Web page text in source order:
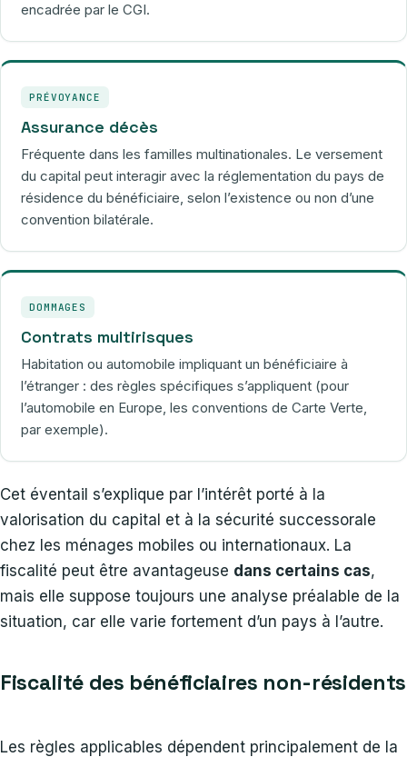
encadrée par le CGI.
PRÉVOYANCE
Assurance décès
Fréquente dans les familles multinationales. Le versement
du capital peut interagir avec la réglementation du pays de
résidence du bénéficiaire, selon l’existence ou non d’une
convention bilatérale.
DOMMAGES
Contrats multirisques
Habitation ou automobile impliquant un bénéficiaire à
l’étranger : des règles spécifiques s’appliquent (pour
l’automobile en Europe, les conventions de Carte Verte,
par exemple).
Cet éventail s’explique par l’intérêt porté à la
valorisation du capital et à la sécurité successorale
chez les ménages mobiles ou internationaux. La
fiscalité peut être avantageuse dans certains cas,
mais elle suppose toujours une analyse préalable de la
situation, car elle varie fortement d’un pays à l’autre.
Fiscalité des bénéficiaires non-résidents
Les règles applicables dépendent principalement de la